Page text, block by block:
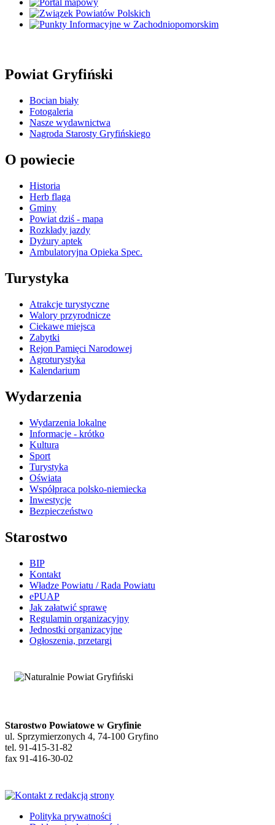
Powiat Gryfiński
Bocian biały
Fotogaleria
Nasze wydawnictwa
Nagroda Starosty Gryfińskiego
O powiecie
Historia
Herb flaga
Gminy
Powiat dziś - mapa
Rozkłady jazdy
Dyżury aptek
Ambulatoryjna Opieka Spec.
Turystyka
Atrakcje turystyczne
Walory przyrodnicze
Ciekawe miejsca
Zabytki
Rejon Pamięci Narodowej
Agroturystyka
Kalendarium
Wydarzenia
Wydarzenia lokalne
Informacje - krótko
Kultura
Sport
Turystyka
Oświata
Współpraca polsko-niemiecka
Inwestycje
Bezpieczeństwo
Starostwo
BIP
Kontakt
Władze Powiatu / Rada Powiatu
ePUAP
Jak załatwić sprawę
Regulamin organizacyjny
Jednostki organizacyjne
Ogłoszenia, przetargi
Starostwo Powiatowe w Gryfinie
ul. Sprzymierzonych 4, 74-100 Gryfino
tel. 91-415-31-82
fax 91-416-30-02
Polityka prywatności